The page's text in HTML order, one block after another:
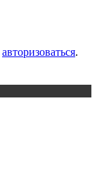
авторизоваться.